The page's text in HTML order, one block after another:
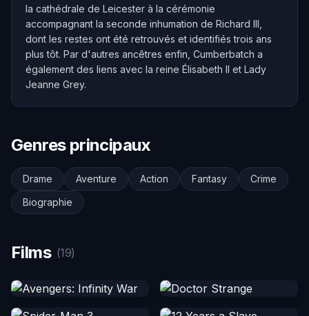
la cathédrale de Leicester à la cérémonie
accompagnant la seconde inhumation de Richard III,
dont les restes ont été retrouvés et identifiés trois ans
plus tôt. Par d'autres ancêtres enfin, Cumberbatch a
également des liens avec la reine Élisabeth II et Lady
Jeanne Grey.
Genres principaux
Drame Aventure Action Fantasy
Crime
Biographie
Films (19)